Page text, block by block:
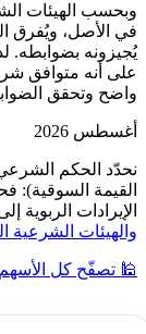
وبحسب الهيئات
في الأصل، ويُفرق
يُجيزونه بضوابطه.
على أنه متوافق
واضح وتحقق
أغسطس 2026
القيمة السوقية):
الإيرادات
والهيئات الشرعية
🕌 تصفّح كل الأسهم